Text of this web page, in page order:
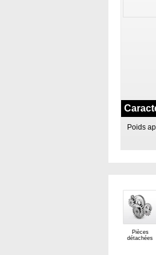
Poids
Pièces
détachées